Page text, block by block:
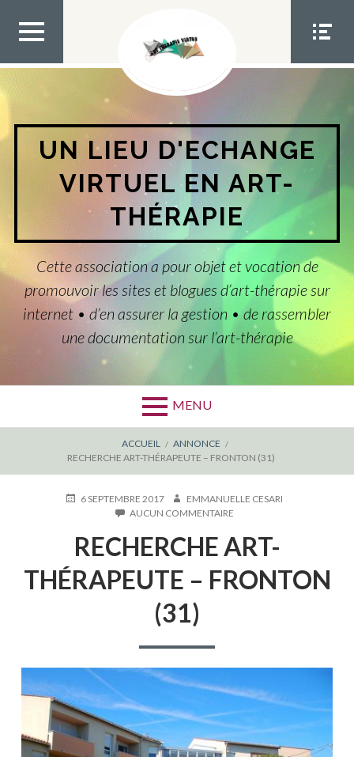
contenu
MEN
U TOP
MEN
U
SOCIA
UN LIEU D'ECHANGE
VIRTUEL EN ART-
THÉRAPIE
Cette association a pour objet et vocation de
promouvoir les sites et blogues d’art-thérapie sur
internet • d’en assurer la gestion • de rassembler
une documentation sur l’art-thérapie
MENU
D'ARIANE
ACCUEIL
ANNONCE
RECHERCHE ART-THÉRAPEUTE – FRONTON (31)
PUBLIÉ6 SEPTEMBRE 2017 AUTEUR
EMMANUELLE CESARI
AUCUN COMMENTAIRE
ART-
THÉRAPEUTE
–
FRONTON
RECHERCHE ART-
THÉRAPEUTE – FRONTON
(31)